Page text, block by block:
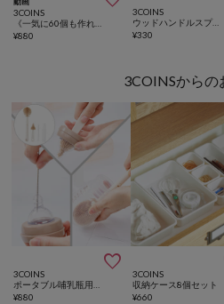
3COINS
¥880
3COINS
¥330
3COINSからの

3COINS
¥880
3COINS
収納ケース8個セット
¥660